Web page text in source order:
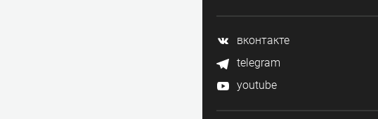
вконтакте
telegram
youtube